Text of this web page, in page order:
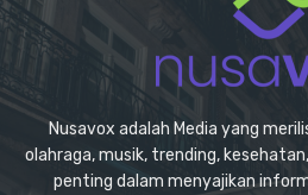
Nusavox adalah Media yang
olahraga, musik, trending,
penting dalam menyajikan